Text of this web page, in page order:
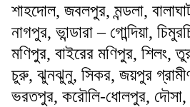
শাহদোল, জবলপুর, মন্ডলা,
নাগপুর, ভান্ডারা – গোন্দিয়া,
মণিপুর, বাইরের মণিপুর, শিলং,
চুরু, ঝুনঝুনু, সিকর, জয়পুর
ভরতপুর, করৌলি-ধোলপুর, দৌসা,